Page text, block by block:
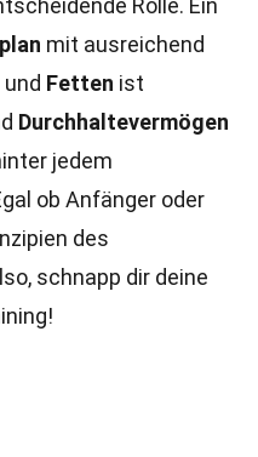
Rolle. Ein
mit ausreichend
und Fetten ist
Durchhaltevermögen
jedem
ob Anfänger oder
des
schnapp dir deine